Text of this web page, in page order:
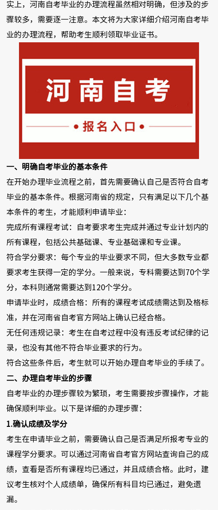
实上，河南自考毕业的办理流程虽然相对明确，但涉及的步
骤较多，需要逐一注意。本文将为大家详细介绍河南自考毕
业的办理流程，帮助考生顺利领取毕业证书。
一、明确自考毕业的基本条件
在开始办理毕业流程之前，首先需要确认自己是否符合自考
毕业的基本条件。根据河南省的规定，只有满足以下几个基
本条件的考生，才能顺利申请毕业：
完成所有课程考试：自考要求考生完成并通过专业计划内的
所有课程，包括公共基础课、专业基础课和专业课。
符合学分要求：每个专业的毕业要求不同，但大多数专业都
要求考生获得一定的学分。一般来说，专科需要达到70个学
分，本科则通常需要达到120个学分。
申请毕业时，成绩合格：所有的课程考试成绩需达到及格标
准，并在河南省自考官方网站上确认已经合格。
无任何违规记录：考生在自考过程中没有违反考试纪律的记
录，也没有其他不符合毕业要求的行为。
符合这些条件后，考生就可以开始办理自考毕业的手续了。
二、办理自考毕业的步骤
自考毕业的办理步骤较为繁琐，考生需要按步骤操作，才能
确保顺利毕业。以下是详细的办理步骤：
1.确认成绩及学分
考生在申请毕业之前，需要确认自己是否满足所报考专业的
课程学分要求。可以通过河南省自考官方网站查询自己的成
绩，查看是否所有课程均已通过，并且成绩合格。此时，建
议考生核对个人成绩单，确保所有科目均已通过，避免遗
漏。